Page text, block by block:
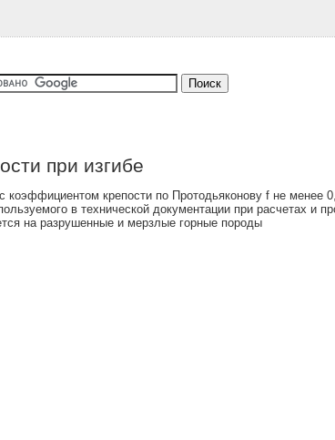
при изгибе
коэффициентом крепости по Протодьяконову f не менее
в технической документации при расчетах и
на разрушенные и мерзлые горные породы